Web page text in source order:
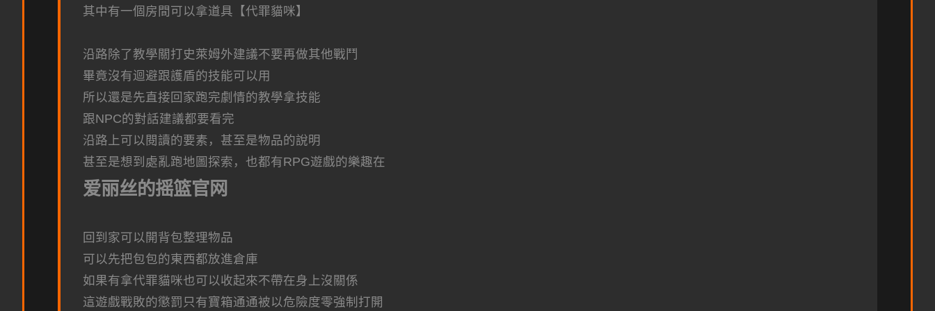
其中有一個房間可以拿道具【代罪貓咪】
沿路除了教學關打史萊姆外建議不要再做其他戰鬥
畢竟沒有迴避跟護盾的技能可以用
所以還是先直接回家跑完劇情的教學拿技能
跟NPC的對話建議都要看完
沿路上可以閱讀的要素，甚至是物品的說明
甚至是想到處亂跑地圖探索，也都有RPG遊戲的樂趣在
爱丽丝的摇篮官网
回到家可以開背包整理物品
可以先把包包的東西都放進倉庫
如果有拿代罪貓咪也可以收起來不帶在身上沒關係
這遊戲戰敗的懲罰只有寶箱通通被以危險度零強制打開